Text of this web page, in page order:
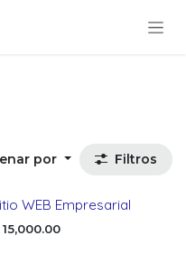
por Filtros
WEB Empresarial
15,000.00